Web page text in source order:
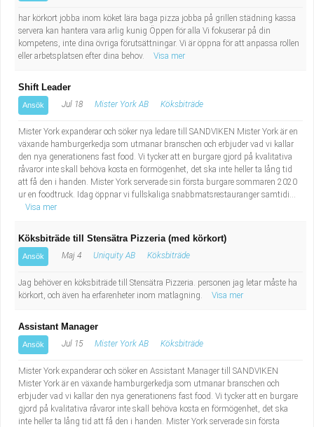
har körkort jobba inom köket lära baga pizza jobba på grillen städning kassa
servera kan hantera vara arlig kunig Öppen för alla Vi fokuserar på din
kompetens, inte dina övriga förutsättningar. Vi är öppna för att anpassa rollen
eller arbetsplatsen efter dina behov.
Visa mer
Shift Leader
Ansök Jul 18 Mister York AB Köksbiträde
Mister York expanderar och söker nya ledare till SANDVIKEN Mister York är en
växande hamburgerkedja som utmanar branschen och erbjuder vad vi kallar
den nya generationens fast food. Vi tycker att en burgare gjord på kvalitativa
råvaror inte skall behöva kosta en förmögenhet, det ska inte heller ta lång tid
att få den i handen. Mister York serverade sin första burgare sommaren 2020
ur en foodtruck. Idag öppnar vi fullskaliga snabbmatsrestauranger samtidi...
Visa mer
Köksbiträde till Stensätra Pizzeria (med körkort)
Ansök Maj 4 Uniquity AB Köksbiträde
Jag behöver en köksbiträde till Stensätra Pizzeria. personen jag letar måste ha
körkort, och även ha erfarenheter inom matlagning.
Visa mer
Assistant Manager
Ansök Jul 15 Mister York AB Köksbiträde
Mister York expanderar och söker en Assistant Manager till SANDVIKEN
Mister York är en växande hamburgerkedja som utmanar branschen och
erbjuder vad vi kallar den nya generationens fast food. Vi tycker att en burgare
gjord på kvalitativa råvaror inte skall behöva kosta en förmögenhet, det ska
inte heller ta lång tid att få den i handen. Mister York serverade sin första